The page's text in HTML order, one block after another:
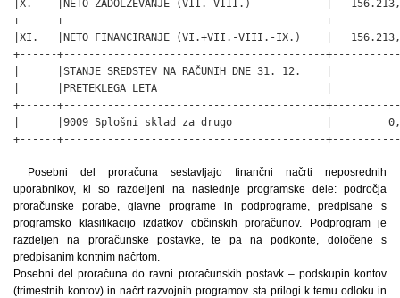
Posebni del proračuna sestavljajo finančni načrti neposrednih
uporabnikov, ki so razdeljeni na naslednje programske dele: področja
proračunske porabe, glavne programe in podprograme, predpisane s
programsko klasifikacijo izdatkov občinskih proračunov. Podprogram je
razdeljen na proračunske postavke, te pa na podkonte, določene s
predpisanim kontnim načrtom.
Posebni del proračuna do ravni proračunskih postavk – podskupin kontov
(trimestnih kontov) in načrt razvojnih programov sta prilogi k temu odloku in